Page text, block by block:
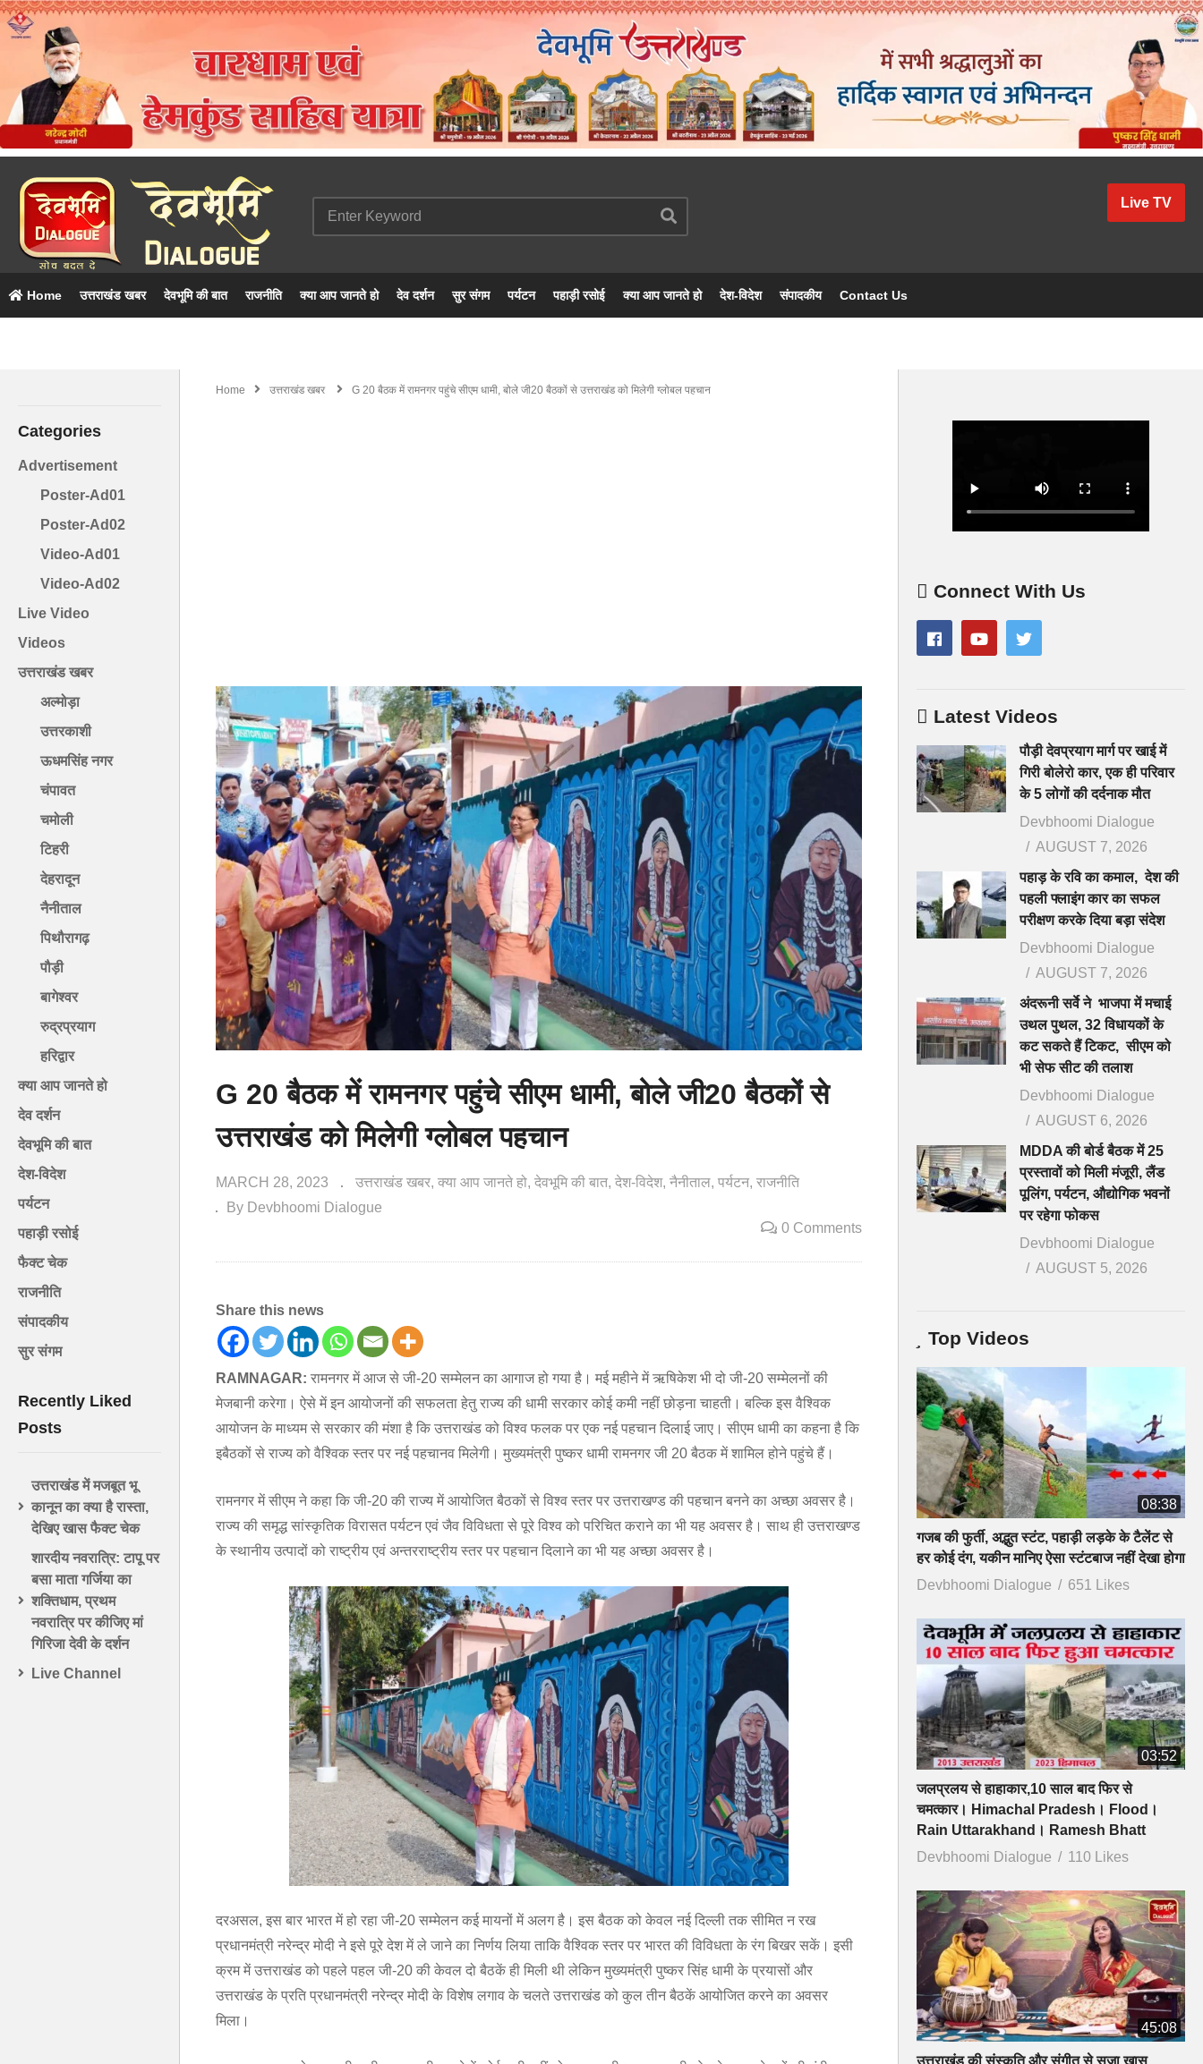
Live TV
Home उत्तराखंड खबर देवभूमि की बात राजनीति क्या आप जानते हो देव दर्शन सुर संगम पर्यटन पहाड़ी रसोई क्या आप जानते हो देश-विदेश संपादकीय Contact Us
Categories
Advertisement
Poster-Ad01
Poster-Ad02
Video-Ad01
Video-Ad02
Live Video
Videos
उत्तराखंड खबर
अल्मोड़ा
उत्तरकाशी
ऊधमसिंह नगर
चंपावत
चमोली
टिहरी
देहरादून
नैनीताल
पिथौरागढ़
पौड़ी
बागेश्वर
रुद्रप्रयाग
हरिद्वार
क्या आप जानते हो
देव दर्शन
देवभूमि की बात
देश-विदेश
पर्यटन
पहाड़ी रसोई
फैक्ट चेक
राजनीति
संपादकीय
सुर संगम
Recently Liked
Posts
उत्तराखंड में मजबूत भू
कानून का क्या है रास्ता,
देखिए खास फैक्ट चेक
शारदीय नवरात्रि: टापू पर
बसा माता गर्जिया का
शक्तिधाम, प्रथम
नवरात्रि पर कीजिए मां
गिरिजा देवी के दर्शन
Live Channel
Home उत्तराखंड खबर G 20 बैठक में रामनगर पहुंचे सीएम धामी, बोले जी20 बैठकों से उत्तराखंड को मिलेगी ग्लोबल पहचान
G 20 बैठक में रामनगर पहुंचे सीएम धामी, बोले जी20 बैठकों से
उत्तराखंड को मिलेगी ग्लोबल पहचान
MARCH 28, 2023 उत्तराखंड खबर क्या आप जानते हो देवभूमि की बात देश-विदेश नैनीताल पर्यटन राजनीति
By Devbhoomi Dialogue
0 Comments
Share this news
RAMNAGAR: रामनगर में आज से जी-20 सम्मेलन का आगाज हो गया है। मई महीने में ऋषिकेश भी दो जी-20 सम्मेलनों की
मेजबानी करेगा। ऐसे में इन आयोजनों की सफलता हेतु राज्य की धामी सरकार कोई कमी नहीं छोड़ना चाहती। बल्कि इस वैश्विक
आयोजन के माध्यम से सरकार की मंशा है कि उत्तराखंड को विश्व फलक पर एक नई पहचान दिलाई जाए। सीएम धामी का कहना है कि
इबैठकों से राज्य को वैश्विक स्तर पर नई पहचानव मिलेगी। मुख्यमंत्री पुष्कर धामी रामनगर जी 20 बैठक में शामिल होने पहुंचे हैं।
रामनगर में सीएम ने कहा कि जी-20 की राज्य में आयोजित बैठकों से विश्व स्तर पर उत्तराखण्ड की पहचान बनने का अच्छा अवसर है।
राज्य की समृद्ध सांस्कृतिक विरासत पर्यटन एवं जैव विविधता से पूरे विश्व को परिचित कराने का भी यह अवसर है। साथ ही उत्तराखण्ड
के स्थानीय उत्पादों को राष्ट्रीय एवं अन्तरराष्ट्रीय स्तर पर पहचान दिलाने का भी यह अच्छा अवसर है।
दरअसल, इस बार भारत में हो रहा जी-20 सम्मेलन कई मायनों में अलग है। इस बैठक को केवल नई दिल्ली तक सीमित न रख
प्रधानमंत्री नरेन्द्र मोदी ने इसे पूरे देश में ले जाने का निर्णय लिया ताकि वैश्विक स्तर पर भारत की विविधता के रंग बिखर सकें। इसी
क्रम में उत्तराखंड को पहले पहल जी-20 की केवल दो बैठकें ही मिली थी लेकिन मुख्यमंत्री पुष्कर सिंह धामी के प्रयासों और
उत्तराखंड के प्रति प्रधानमंत्री नरेन्द्र मोदी के विशेष लगाव के चलते उत्तराखंड को कुल तीन बैठकें आयोजित करने का अवसर
मिला।
Connect With Us
Latest Videos
पौड़ी देवप्रयाग मार्ग पर खाई में
गिरी बोलेरो कार, एक ही परिवार
के 5 लोगों की दर्दनाक मौत
Devbhoomi Dialogue
AUGUST 7, 2026
पहाड़ के रवि का कमाल, देश की
पहली फ्लाइंग कार का सफल
परीक्षण करके दिया बड़ा संदेश
Devbhoomi Dialogue
AUGUST 7, 2026
अंदरूनी सर्वे ने भाजपा में मचाई
उथल पुथल, 32 विधायकों के
कट सकते हैं टिकट, सीएम को
भी सेफ सीट की तलाश
Devbhoomi Dialogue
AUGUST 6, 2026
MDDA की बोर्ड बैठक में 25
प्रस्तावों को मिली मंजूरी, लैंड
पूलिंग, पर्यटन, औद्योगिक भवनों
पर रहेगा फोकस
Devbhoomi Dialogue
AUGUST 5, 2026
Top Videos
08:38
गजब की फुर्ती, अद्भुत स्टंट, पहाड़ी लड़के के टैलेंट से
हर कोई दंग, यकीन मानिए ऐसा स्टंटबाज नहीं देखा होगा
Devbhoomi Dialogue
651 Likes
03:52
जलप्रलय से हाहाकार,10 साल बाद फिर से
चमत्कार। Himachal Pradesh। Flood।
Rain Uttarakhand। Ramesh Bhatt
Devbhoomi Dialogue
110 Likes
45:08
उत्तराखंड की संस्कृति और संगीत से सजा खास